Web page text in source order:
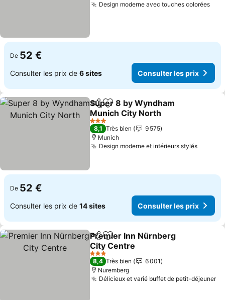
Design moderne avec touches colorées
De 52 €
Consulter les prix de 6 sites Consulter les prix
PartagerAjouter à mes favoris
Super 8 by Wyndham
Munich City North
Consulter les prix
3 Étoiles
8,1 Très bien
9 575
Munich
Design moderne et intérieurs stylés
De 52 €
Consulter les prix de 14 sites Consulter les prix
PartagerAjouter à mes favoris
Premier Inn Nürnberg
City Centre
Consulter les prix
3 Étoiles
8,4 Très bien
6 001
Nuremberg
Délicieux et varié buffet de petit-déjeuner